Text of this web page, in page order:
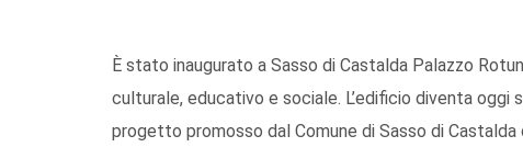
È stato inaugurato a Sasso di Castalda Palazzo
culturale, educativo e sociale. L’edificio diventa oggi
progetto promosso dal Comune di Sasso di